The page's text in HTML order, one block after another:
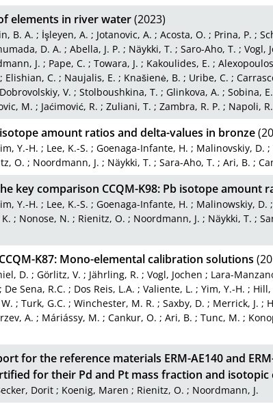
elements in river water(2023)
B. A. ; İşleyen, A. ; Jotanovic, A. ;Acosta, O. ; Prina, P. ;
D. A. ; Abella, J. P. ; Näykki, T. ; Saro-Aho, T. ; Vogl,
J. ; Pape, C. ; Towara, J. ; Kakoulides, E. ;
; Elishian, C. ; Naujalis, E. ; Knašienė, B. ; Uribe, C. ;
Dobrovolskiy, V. ; Stolboushkina, T. ; Glinkova, A. ; Sobina, E.
M. ; Jaćimović, R. ; Zuliani, T. ; Zambra, R. P. ; Napoli, R.
isotope amount ratios and delta-values in bronze
Y.-H. ; Lee, K.-S. ;Goenaga-Infante, H. ; Malinovskiy, D. ;
O. ; Noordmann, J. ; Näykki, T. ; Sara-Aho, T. ; Ari, B. ;
key comparison CCQM-K98: Pb isotope amount
Y.-H. ; Lee, K.-S. ; Goenaga-Infante, H. ; Malinowskiy, D. ;
; Nonose, N. ; Rienitz, O. ; Noordmann, J. ; Näykki, T. ;
K87: Mono-elemental calibration solutions
D. ;Görlitz, V. ; Jährling, R. ;Vogl, Jochen ; Lara-
; De Sena, R.C. ; Dos Reis, L.A. ; Valiente, L. ; Yim, Y.-H. ; Hill,
; Turk, G.C. ; Winchester, M. R. ; Saxby, D. ; Merrick, J. ;
A. ; Máriássy, M. ; Cankur, O. ; Ari, B. ; Tunc, M. ;
for the reference materials ERM-AE140 and
for their Pd and Pt mass fraction and
Dorit ; Koenig, Maren ; Rienitz, O. ; Noordmann, J.